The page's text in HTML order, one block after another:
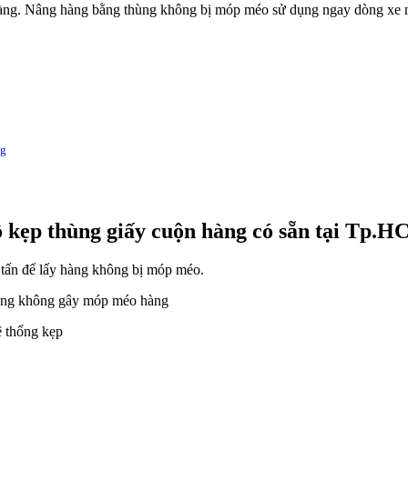
Nâng hàng bằng thùng không bị móp méo sử dụng ngay dòng
kẹp thùng giấy cuộn hàng có sẵn tại
để lấy hàng không bị móp méo.
không gây móp méo hàng